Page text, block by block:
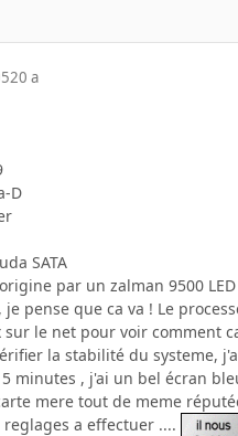
20 a
D
SATA
par un zalman 9500 LED
pense que ca va ! Le
le net pour voir comment
la stabilité du systeme,
minutes , j'ai un bel écran
mere tout de meme
a effectuer ....